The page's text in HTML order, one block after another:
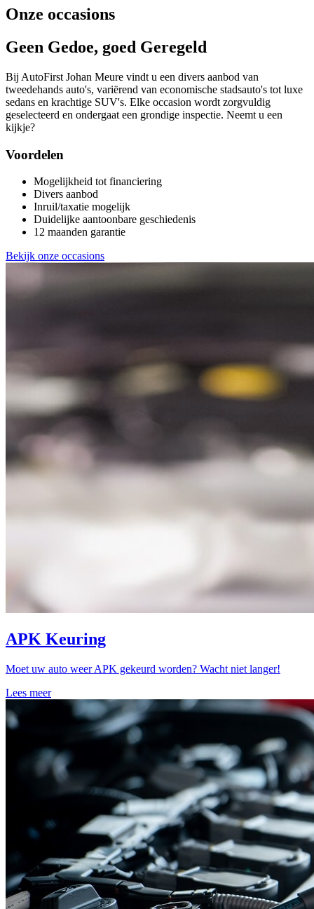
Onze occasions
Geen Gedoe, goed Geregeld
Bij AutoFirst Johan Meure vindt u een divers aanbod van
tweedehands auto's, variërend van economische stadsauto's tot luxe
sedans en krachtige SUV's. Elke occasion wordt zorgvuldig
geselecteerd en ondergaat een grondige inspectie. Neemt u een
kijkje?
Voordelen
Mogelijkheid tot financiering
Divers aanbod
Inruil/taxatie mogelijk
Duidelijke aantoonbare geschiedenis
12 maanden garantie
Bekijk onze occasions
APK Keuring
Moet uw auto weer APK gekeurd worden? Wacht niet langer!
Lees meer